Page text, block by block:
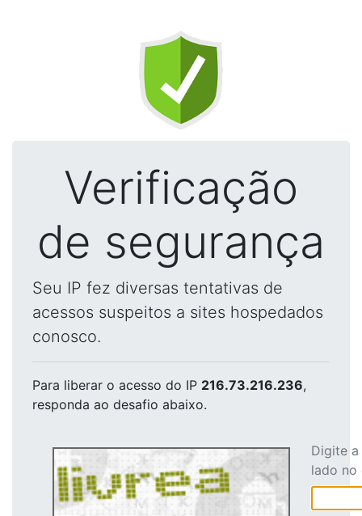
Verificação
de segurança
Seu IP fez diversas tentativas de
acessos suspeitos a sites hospedados
conosco.
Para liberar o acesso do IP 216.73.216.236,
responda ao desafio abaixo.
Digite
lado no